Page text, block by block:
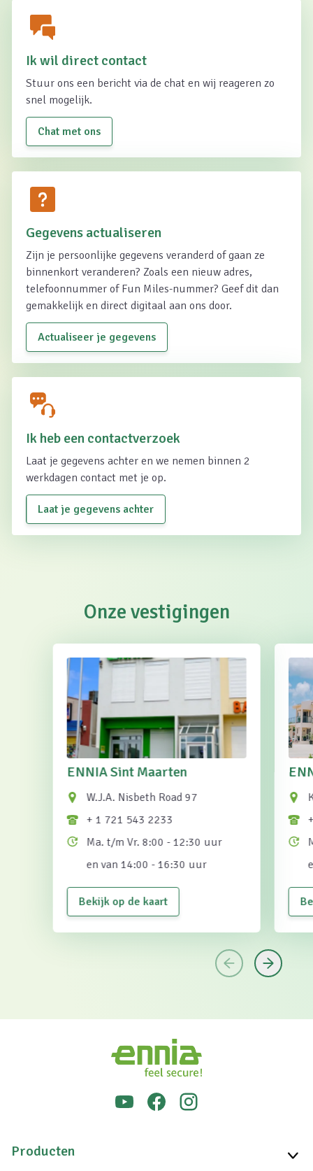
Ik wil direct contact
Stuur ons een bericht via de chat en wij reageren zo
snel mogelijk.
Chat met ons
Gegevens actualiseren
Zijn je persoonlijke gegevens veranderd of gaan ze
binnenkort veranderen? Zoals een nieuw adres,
telefoonnummer of Fun Miles-nummer? Geef dit dan
gemakkelijk en direct digitaal aan ons door.
Actualiseer je gegevens
Ik heb een contactverzoek
Laat je gegevens achter en we nemen binnen 2
werkdagen contact met je op.
Laat je gegevens achter
Onze vestigingen
ENNIA Sint Maarten
W.J.A. Nisbeth Road 97
+ 1 721 543 2233
Ma. t/m Vr. 8:00 - 12:30 uur
en van 14:00 - 16:30 uur
Bekijk op de kaart
Producten